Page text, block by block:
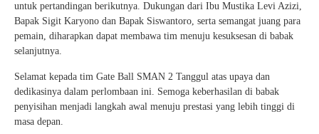
untuk pertandingan berikutnya. Dukungan dari Ibu Mustika Levi Azizi,
Bapak Sigit Karyono dan Bapak Siswantoro, serta semangat juang para
pemain, diharapkan dapat membawa tim menuju kesuksesan di babak
selanjutnya.
Selamat kepada tim Gate Ball SMAN 2 Tanggul atas upaya dan
dedikasinya dalam perlombaan ini. Semoga keberhasilan di babak
penyisihan menjadi langkah awal menuju prestasi yang lebih tinggi di
masa depan.